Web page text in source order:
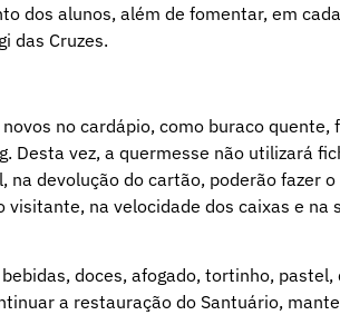
dos alunos, além de fomentar, em
das Cruzes.
no cardápio, como buraco quente,
Desta vez, a quermesse não utilizará
devolução do cartão, poderão fazer
na velocidade dos caixas e na
doces, afogado, tortinho, pastel,
a restauração do Santuário,